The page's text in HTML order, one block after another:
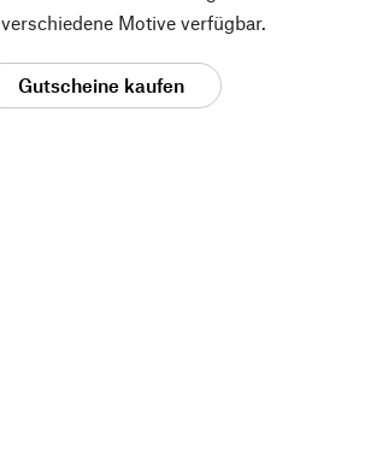
Motive verfügbar.
Gutscheine kaufen